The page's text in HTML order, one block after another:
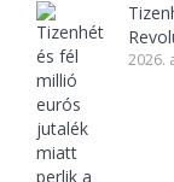
2026.